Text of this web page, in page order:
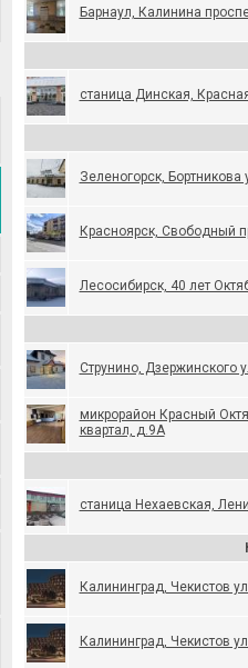
Барнаул, Калинина
станица Динская,
Зеленогорск, Бортникова
Красноярск, Свободный
Лесосибирск, 40 лет
Струнино, Дзержинского
микрорайон Красный
квартал, д.9А
станица Нехаевская,
Калининград, Чекистов
Калининград, Чекистов